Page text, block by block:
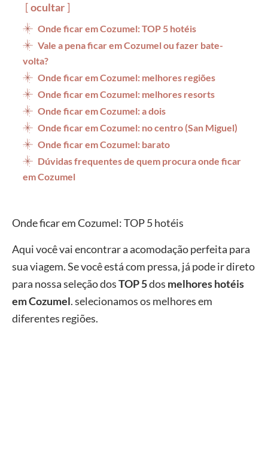
ocultar
Onde ficar em Cozumel: TOP 5 hotéis
Vale a pena ficar em Cozumel ou fazer bate-
volta?
Onde ficar em Cozumel: melhores regiões
Onde ficar em Cozumel: melhores resorts
Onde ficar em Cozumel: a dois
Onde ficar em Cozumel: no centro (San Miguel)
Onde ficar em Cozumel: barato
Dúvidas frequentes de quem procura onde ficar
em Cozumel
Onde ficar em Cozumel: TOP 5 hotéis
Aqui você vai encontrar a acomodação perfeita para
sua viagem. Se você está com pressa, já pode ir direto
para nossa seleção dosTOP 5dos melhores hotéis
em Cozumel. selecionamos os melhores em
diferentes regiões.